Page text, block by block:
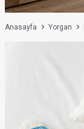
Anasayfa Yorgan